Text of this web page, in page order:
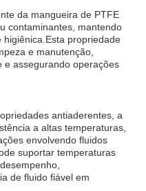
da mangueira de PTFE
contaminantes, mantendo
propriedade
e manutenção,
e assegurando operações
antiaderentes, a
a altas temperaturas,
envolvendo fluidos
suportar temperaturas
de fluido fiável em